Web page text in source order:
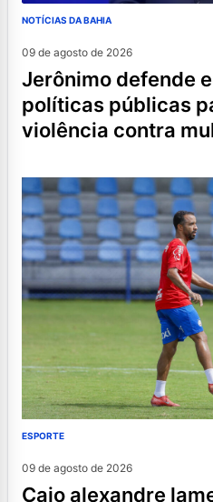
NOTÍCIAS DA BAHIA
09 de agosto de 2026
jerônimo defende educação e
políticas públicas
violência contra
ESPORTE
09 de agosto de 2026
caio alexandre lamenta novo tropeço